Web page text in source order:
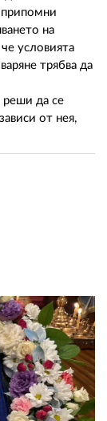
на
условията
трябва да
реши да се
от нея,